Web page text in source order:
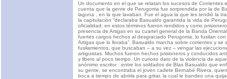
Un documento en el que se relatan los sucesos de Corrientes
cuenta que la gente de Perugorria fue sorprendida por la de
laguna , en la que lavaban. Fue el agua la que les tendió la
la capitulación “declaraba Basualdo garantida la vida de
oficialidad; en estos términos fueron rendidos y como
presencia de Artigas en su cuartel general de la Banda
fuertes cargos hechos al desgraciado Perugorria, lo fusilan
Artigas que lo lloraba”. Basualdo marcha sobre corrientes y se
fusilamientos, que buscaban – a su vez – vengar las
artiguistas. Muchos fueron hechos prisioneros y conducidos
y libero al poco tiempo. Un curioso dato de la violencia de
anónimo escritor : entre los soldados de Blas Basualdo que
su gente, se encontraba el joven cadete Bernabé Rivera,
boca a tiempo de abrirla para gritar, la cual le bandeo una